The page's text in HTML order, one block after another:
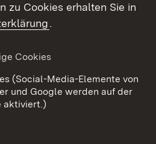
Datenschutz
Barrierefreiheit
Cookies
zu Cookies erhalten Sie in
.
Cookies
(Social-Media-Elemente von
und Google werden auf der
aktiviert.)